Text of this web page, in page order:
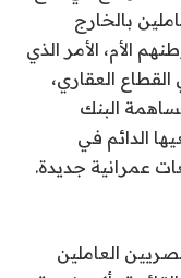
بالخارج
الأم، الأمر الذي
العقاري،
البنك
الدائم في
عمرانية جديدة.
العاملين